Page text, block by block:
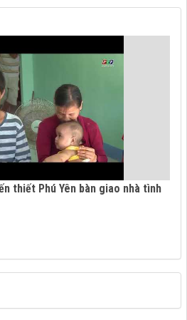
thiết Phú Yên bàn giao nhà tình